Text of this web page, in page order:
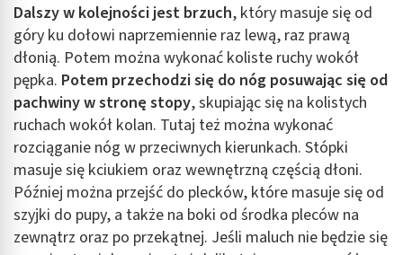
Dalszy w kolejności jest brzuch, który masuje się od
góry ku dołowi naprzemiennie raz lewą, raz prawą
dłonią. Potem można wykonać koliste ruchy wokół
pępka. Potem przechodzi się do nóg posuwając się od
pachwiny w stronę stopy, skupiając się na kolistych
ruchach wokół kolan. Tutaj też można wykonać
rozciąganie nóg w przeciwnych kierunkach. Stópki
masuje się kciukiem oraz wewnętrzną częścią dłoni.
Później można przejść do plecków, które masuje się od
szyjki do pupy, a także na boki od środka pleców na
zewnątrz oraz po przekątnej. Jeśli maluch nie będzie się